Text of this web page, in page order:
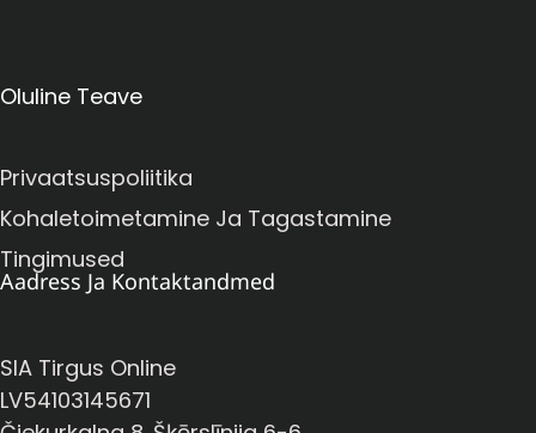
Oluline Teave
Privaatsuspoliitika
Kohaletoimetamine Ja Tagastamine
Tingimused
Aadress Ja Kontaktandmed
SIA Tirgus Online
LV54103145671